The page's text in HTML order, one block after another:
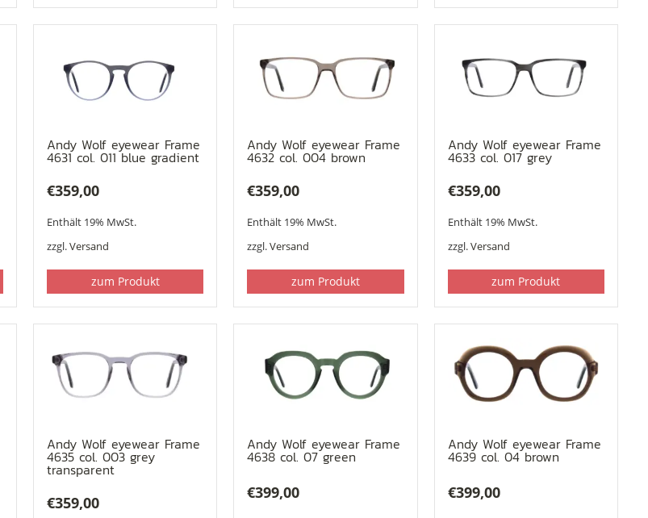
Andy Wolf eyewear Frame
4631 col. 011 blue gradient
€359,00
Enthält 19% MwSt.
zzgl.Versand
zum Produkt
Andy Wolf eyewear Frame
4632 col. 004 brown
€359,00
Enthält 19% MwSt.
zzgl.Versand
zum Produkt
Andy Wolf eyewear Frame
4633 col. 017 grey
€359,00
Enthält 19% MwSt.
zzgl.Versand
zum Produkt
Andy Wolf eyewear Frame
4635 col. 003 grey
transparent
€359,00
Andy Wolf eyewear Frame
4638 col. 07 green
€399,00
Andy Wolf eyewear Frame
4639 col. 04 brown
€399,00